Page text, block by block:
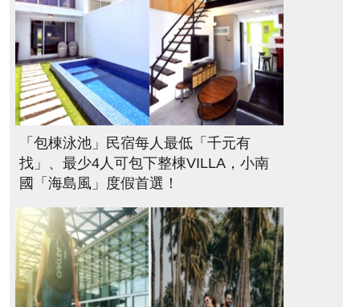
「包棟泳池」民宿每人最低「千元有
找」、最少4人可包下整棟VILLA，小南
國「海島風」度假首選！